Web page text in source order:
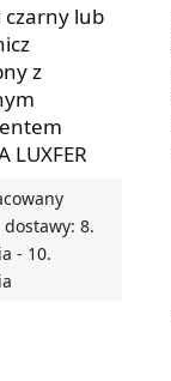
czarny lub
z
LUXFER
8.
- 10.